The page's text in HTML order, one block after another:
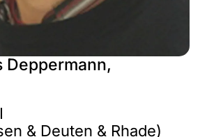
Deppermann,
& Deuten & Rhade)